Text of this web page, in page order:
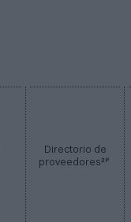
Directorio de
proveedores2P